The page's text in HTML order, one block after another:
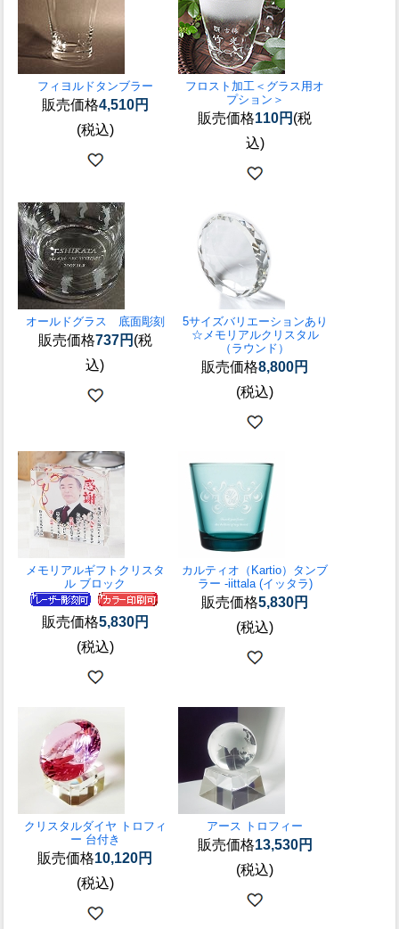
フィヨルドタンブラー
販売価格4,510円
(税込)
フロスト加工＜グラス用オ
プション＞
販売価格110円 (税
込)
オールドグラス 底面彫刻
販売価格737円 (税
込)
5サイズバリエーションあり
☆ メモリアルクリスタル
（ラウンド）
販売価格8,800円
(税込)
メモリアルギフト クリスタ
ル ブロック
販売価格5,830円
(税込)
カルティオ（Kartio）タンブ
ラー -iittala (イッタラ)
販売価格5,830円
(税込)
クリスタルダイヤ トロフィ
ー 台付き
販売価格10,120円
(税込)
アース トロフィー
販売価格13,530円
(税込)